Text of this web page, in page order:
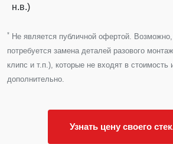
н.в.)
* Не является публичной офертой.
потребуется замена деталей разового
клипс и т.п.), которые не входят в стоимость
дополнительно.
Узнать цену своего